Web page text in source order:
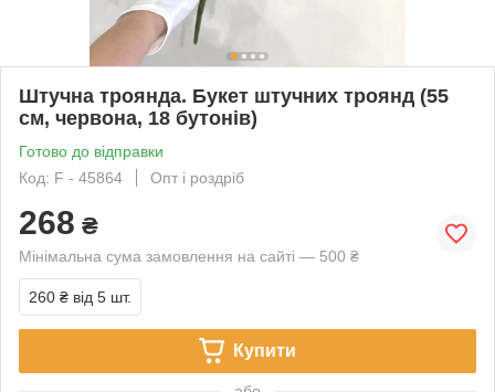
Штучна троянда. Букет штучних троянд (55
см, червона, 18 бутонів)
Готово до відправки
Код: F - 45864
Опт і роздріб
268 ₴
Мінімальна сума замовлення на сайті — 500 ₴
260 ₴ від 5 шт.
Купити